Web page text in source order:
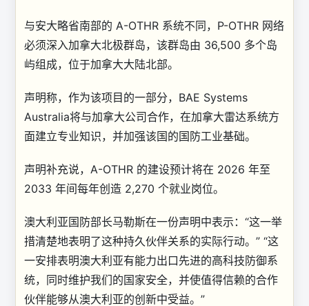
与安大略省南部的 A-OTHR 系统不同，P-OTHR 网络
必须深入加拿大北极群岛，该群岛由 36,500 多个岛
屿组成，位于加拿大大陆北部。
声明称，作为该项目的一部分，BAE Systems
Australia将与加拿大公司合作，在加拿大雷达系统方
面建立专业知识，并加强该国的国防工业基础。
声明补充说，A-OTHR 的建设预计将在 2026 年至
2033 年间每年创造 2,270 个就业岗位。
澳大利亚国防部长马勒斯在一份声明中表示：“这一举
措清楚地表明了这种持久伙伴关系的实际行动。” “这
一安排表明澳大利亚有能力出口先进的高科技防御系
统，同时维护我们的国家安全，并使值得信赖的合作
伙伴能够从澳大利亚的创新中受益。”